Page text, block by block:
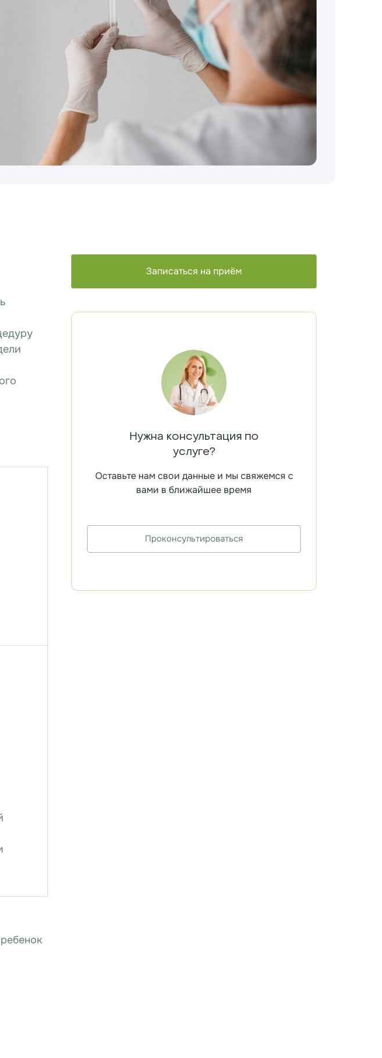
Записаться на приём
Нужна консультация по
услуге?
Оставьте нам свои данные и мы свяжемся с
вами в ближайшее время
Проконсультироваться